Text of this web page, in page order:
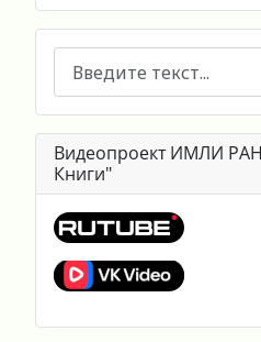
Видеопроект ИМЛИ
Книги"